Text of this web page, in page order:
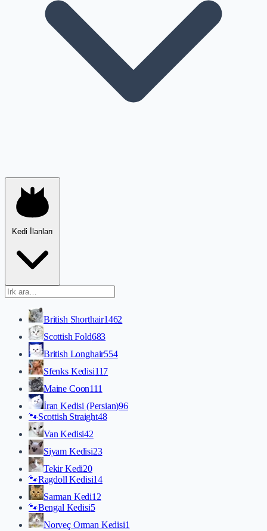
Kedi İlanları
British Shorthair1462
Scottish Fold683
British Longhair554
Sfenks Kedisi117
Maine Coon111
İran Kedisi (Persian)96
🐾Scottish Straight48
Van Kedisi42
Siyam Kedisi23
Tekir Kedi20
🐾Ragdoll Kedisi14
Sarman Kedi12
🐾Bengal Kedisi5
Norveç Orman Kedisi1